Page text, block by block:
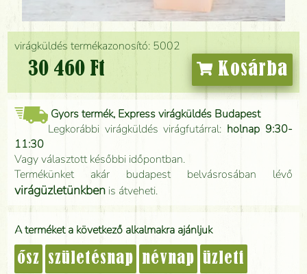
virágküldés termékazonosító: 5002
30 460 Ft Kosárba
Gyors termék, Express virágküldés Budapest
Legkorábbi virágküldés virágfutárral: holnap 9:30-
11:30
Vagy választott későbbi időpontban.
Termékünket akár budapest belvásrosában lévő
virágüzletünkben is átveheti.
A terméket a következő alkalmakra ajánljuk
ősz születésnap névnap üzleti